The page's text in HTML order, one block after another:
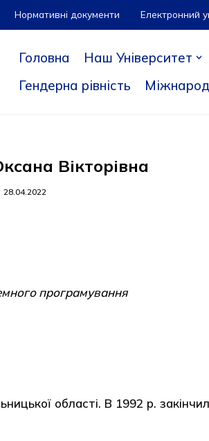
Нормативні документи Електронний
Головна Наш Університет
Гендерна рівність
Вікторівна
28.04.2022
програмування
області. В 1992 р.